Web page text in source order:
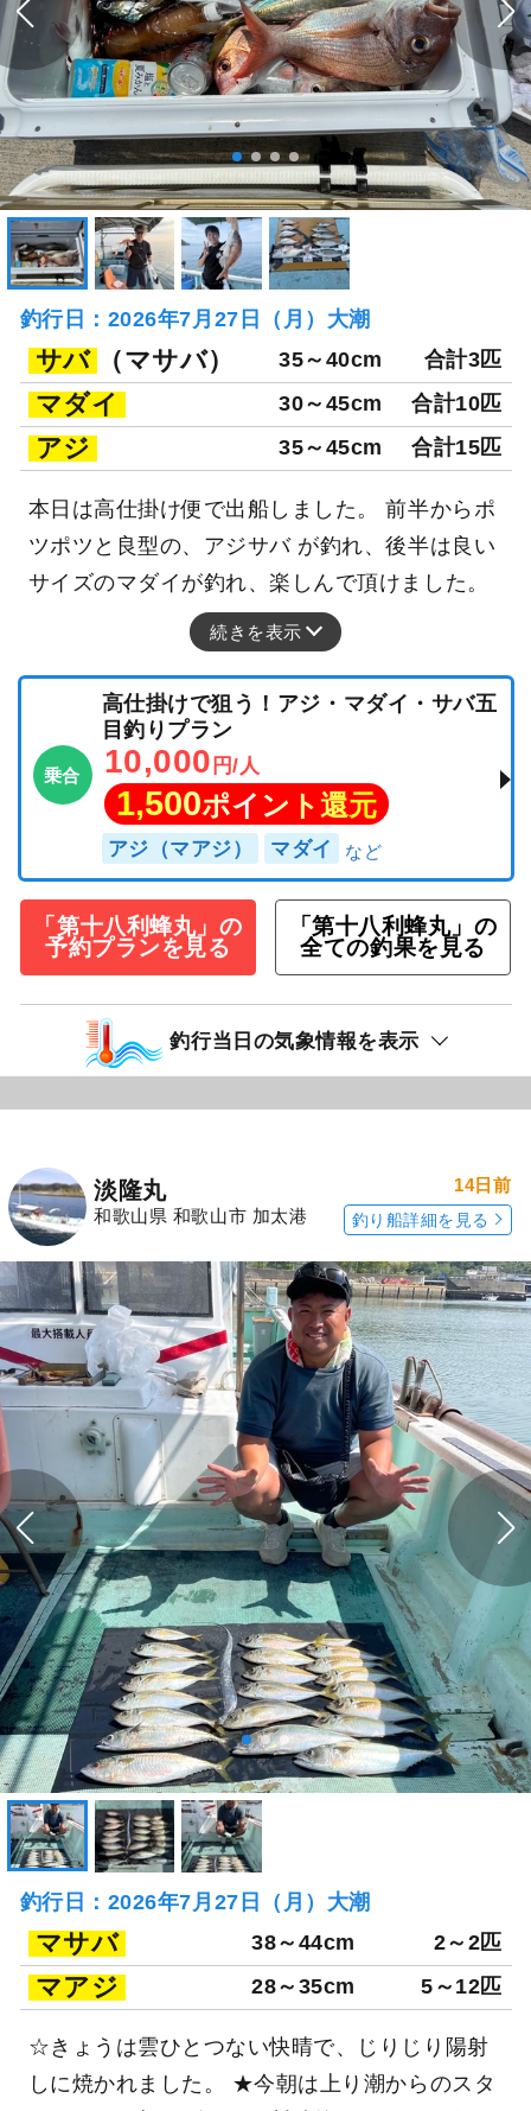
釣行日：2026年7月27日（月）大潮
サバ （マサバ） 35～40cm 合計3匹
マダイ 30～45cm 合計10匹
アジ 35～45cm 合計15匹
本日は高仕掛け便で出船しました。 前半からポ
ツポツと良型の、アジサバ が釣れ、後半は良い
サイズのマダイが釣れ、楽しんで頂けました。
続きを表示
乗合
高仕掛けで狙う！アジ・マダイ・サバ五
目釣りプラン
10,000 円/人
1,500ポイント還元
アジ（マアジ） マダイ
「第十八利蜂丸」の
予約プランを見る
「第十八利蜂丸」の
全ての釣果を見る
釣行当日の気象情報を表示
淡隆丸
和歌山県 和歌山市 加太港
14日前
釣り船詳細を見る
釣行日：2026年7月27日（月）大潮
マサバ 38～44cm 2～2匹
マアジ 28～35cm 5～12匹
☆きょうは雲ひとつない快晴で、じりじり陽射
しに焼かれました。 ★今朝は上り潮からのスタ